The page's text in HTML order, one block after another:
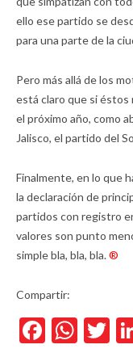
ello ese partido se
para una parte de la
Pero más allá de los
está claro que si éstos
el próximo año, como
Jalisco, el partido del
Finalmente, en lo que
la declaración de
partidos con registro
valores son punto
simple bla, bla, bla.®
Compartir: